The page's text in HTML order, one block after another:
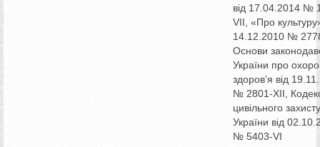
від 17.04.2014 №
VІІ, «Про
14.12.2010 №
Основи
України про
здоров’я від
№ 2801-ХІІ,
цивільного захисту
України від
№ 5403-VI